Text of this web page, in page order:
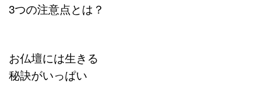
3つの注意点とは？
お仏壇には生きる
秘訣がいっぱい